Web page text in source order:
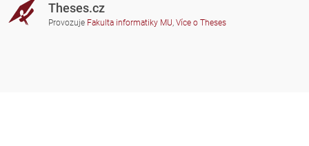
Theses.cz
Provozuje Fakulta informatiky MU, Více o Theses